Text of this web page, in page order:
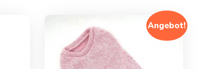
Angebot!